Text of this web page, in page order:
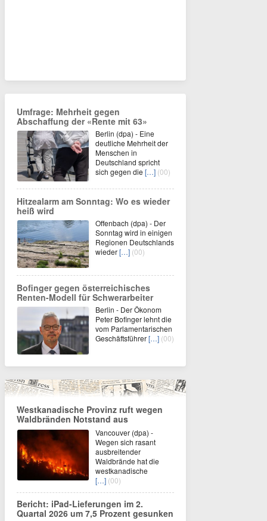
Umfrage: Mehrheit gegen
Abschaffung der «Rente mit 63»
Berlin (dpa) - Eine
deutliche Mehrheit der
Menschen in
Deutschland spricht
sich gegen die […] (00)
Hitzealarm am Sonntag: Wo es wieder
heiß wird
Offenbach (dpa) - Der
Sonntag wird in einigen
Regionen Deutschlands
wieder[…] (00)
Bofinger gegen österreichisches
Renten-Modell für Schwerarbeiter
Berlin - Der Ökonom
Peter Bofinger lehnt die
vom Parlamentarischen
Geschäftsführer[…] (00)
Westkanadische Provinz ruft wegen
Waldbränden Notstand aus
Vancouver (dpa) -
Wegen sich rasant
ausbreitender
Waldbrände hat die
westkanadische
[…] (00)
Bericht: iPad-Lieferungen im 2.
Quartal 2026 um 7,5 Prozent gesunken